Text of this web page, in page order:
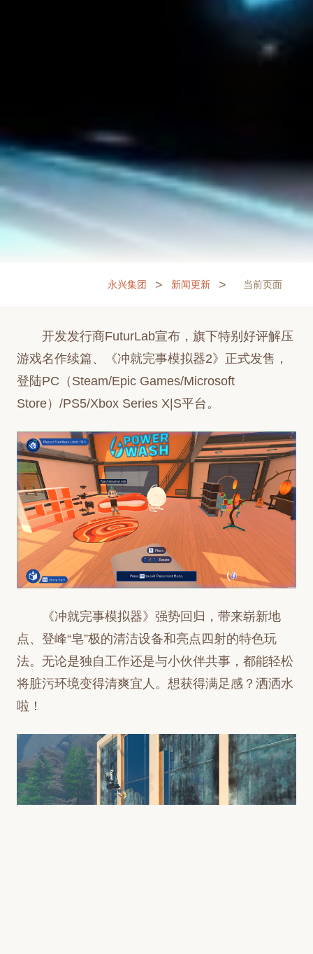
永兴集团 > 新闻更新 > 当前页面
开发发行商FuturLab宣布，旗下特别好评解压
游戏名作续篇、《冲就完事模拟器2》正式发售，
登陆PC（Steam/Epic Games/Microsoft
Store）/PS5/Xbox Series X|S平台。
《冲就完事模拟器》强势回归，带来崭新地
点、登峰“皂”极的清洁设备和亮点四射的特色玩
法。无论是独自工作还是与小伙伴共事，都能轻松
将脏污环境变得清爽宜人。想获得满足感？洒洒水
啦！